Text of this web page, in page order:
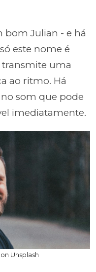
bom Julian - e há
este nome é
uma
ao ritmo. Há
som que pode
imediatamente.
Unsplash